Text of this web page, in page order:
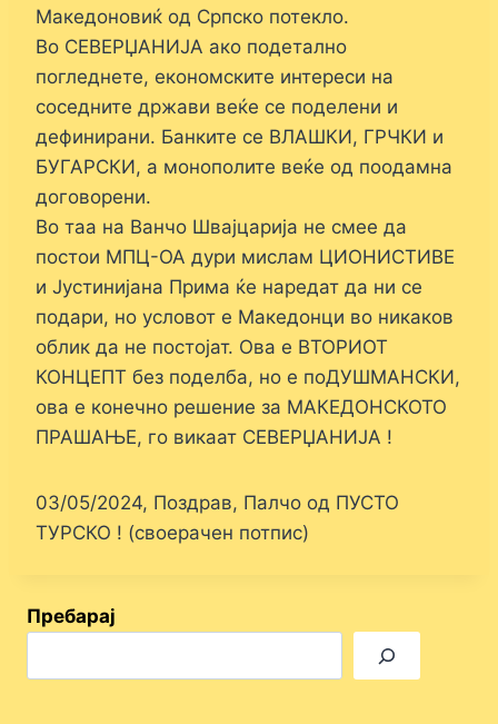
Македоновиќ од Српско потекло.
Во СЕВЕРЏАНИЈА ако подетално
погледнете, економските интереси на
соседните држави веќе се поделени и
дефинирани. Банките се ВЛАШКИ, ГРЧКИ и
БУГАРСКИ, а монополите веќе од поодамна
договорени.
Во таа на Ванчо Швајцарија не смее да
постои МПЦ-ОА дури мислам ЦИОНИСТИВЕ
и Јустинијана Прима ќе наредат да ни се
подари, но условот е Македонци во никаков
облик да не постојат. Ова е ВТОРИОТ
КОНЦЕПТ без поделба, но е поДУШМАНСКИ,
ова е конечно решение за МАКЕДОНСКОТО
ПРАШАЊЕ, го викаат СЕВЕРЏАНИЈА !
03/05/2024, Поздрав, Палчо од ПУСТО
ТУРСКО ! (своерачен потпис)
Пребарај